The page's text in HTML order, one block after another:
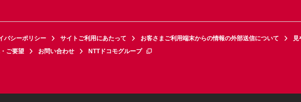
バシーポリシー サイトご利用にあたって お客さまご利用端末からの情報の外部送信について
見
ご要望 お問い合わせ NTTドコモグループ